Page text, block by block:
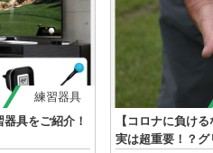
練習器具
具をご紹介！
【コロナに負け
実は超重要！？